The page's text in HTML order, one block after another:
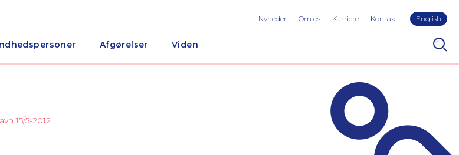
Afgørelser Viden
Nyheder Om os Karriere Kontakt English
15/5-2012